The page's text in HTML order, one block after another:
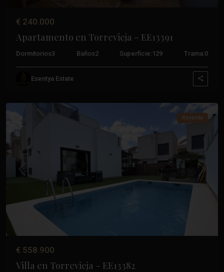
€ 240.000
Apartamento en Torrevieja – EE13391
Dormitorios3 Baños2 Superficie: 129 Trama:0
Esentya Estate
Nuevas,
Anterior
Reventa
€ 558.900
Villa en Torrevieja – EE13382